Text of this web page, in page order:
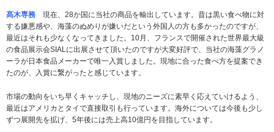
髙木専務 現在、28か国に当社の商品を輸出しています。昔は黒い食べ物に対
する嫌悪感や、海藻のぬめりが嫌いだという外国人の方も多かったのですが、
最近はそれも少なくなってきました。10月、フランスで開催された世界最大級
の食品展示会SIALに出展させて頂いたのですが大変好評で、当社の海藻グラノ
ーラが日本食品メーカーで唯一入賞しました。現地に合った食べ方を提案でき
たのが、入賞に繋がったと感じています。
市場の動向をいち早くキャッチし、現地のニーズに素早く応えていけるよう、
最近はアメリカとタイで直接取引も行っています。海外については今後も少し
ずつ展開先を拡げ、5年後には売上高10億円を目指しています。